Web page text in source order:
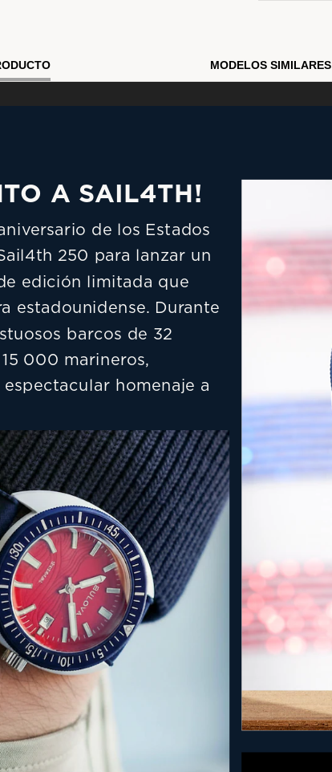
MODELOS SIMILARES
de los Estados
250 para lanzar un
edición limitada que
estadounidense. Durante
barcos de 32
000 marineros,
homenaje a
A SAIL4TH!